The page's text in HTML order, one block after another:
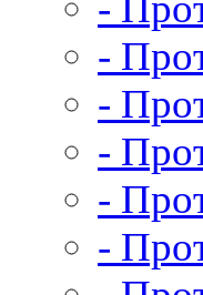
-
-
-
-
-